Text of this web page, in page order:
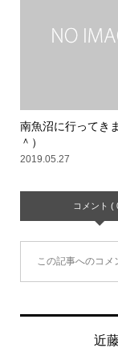
南魚沼に行ってき
＾）
2019.05.27
コメント (
この記事へのコメ
近